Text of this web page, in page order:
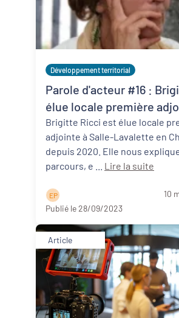
Développement territorial
Parole d'acteur #16 :
élue locale première
Salles-Lavalette (16)
Brigitte Ricci est élue locale
adjointe à Salle-Lavalette en
depuis 2020. Elle nous
Lire la suite
E P
10
Publié le 28/09/2023
Article